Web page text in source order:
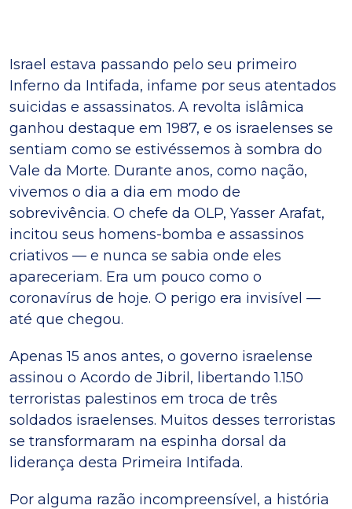
Israel estava passando pelo seu primeiro
Inferno da Intifada, infame por seus atentados
suicidas e assassinatos. A revolta islâmica
ganhou destaque em 1987, e os israelenses se
sentiam como se estivéssemos à sombra do
Vale da Morte. Durante anos, como nação,
vivemos o dia a dia em modo de
sobrevivência. O chefe da OLP, Yasser Arafat,
incitou seus homens-bomba e assassinos
criativos — e nunca se sabia onde eles
apareceriam. Era um pouco como o
coronavírus de hoje. O perigo era invisível —
até que chegou.
Apenas 15 anos antes, o governo israelense
assinou o Acordo de Jibril, libertando 1.150
terroristas palestinos em troca de três
soldados israelenses. Muitos desses terroristas
se transformaram na espinha dorsal da
liderança desta Primeira Intifada.
Por alguma razão incompreensível, a história